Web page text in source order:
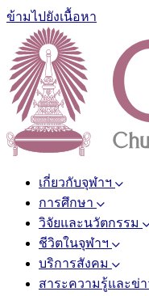
ข้ามไปยังเนื้อหา
เกี่ยวกับจุฬาฯ
การศึกษา
วิจัยและนวัตกรรม
ชีวิตในจุฬาฯ
บริการสังคม
สาระความรู้และข่า